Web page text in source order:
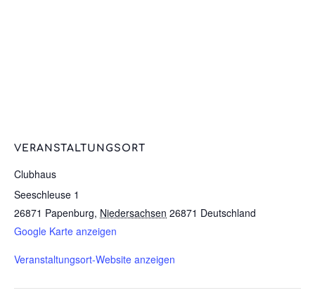
VERANSTALTUNGSORT
Clubhaus
Seeschleuse 1
26871 Papenburg, Niedersachsen 26871 Deutschland
Google Karte anzeigen
Veranstaltungsort-Website anzeigen